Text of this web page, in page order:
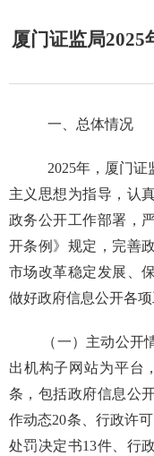
厦门证监局2025
一、 总体情况
2025年，厦门
主义思想为指导，认
政务公开工作部署，
开条例》规定，完善
市场改革稳定发展、
做好政府信息公开各项
（一）主动公开
出机构子网站为平台
条，包括政府信息公
作动态20条、行政许
处罚决定书13件、行